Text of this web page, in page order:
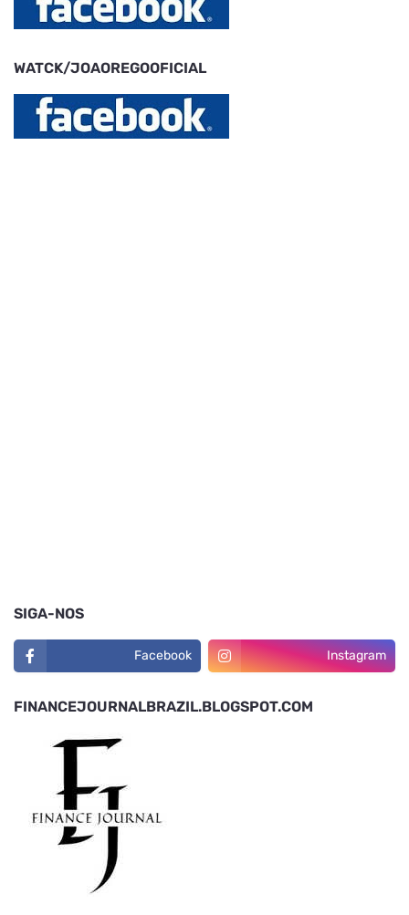
WATCK/JOAOREGOOFICIAL
SIGA-NOS
Facebook Instagram
FINANCEJOURNALBRAZIL.BLOGSPOT.COM